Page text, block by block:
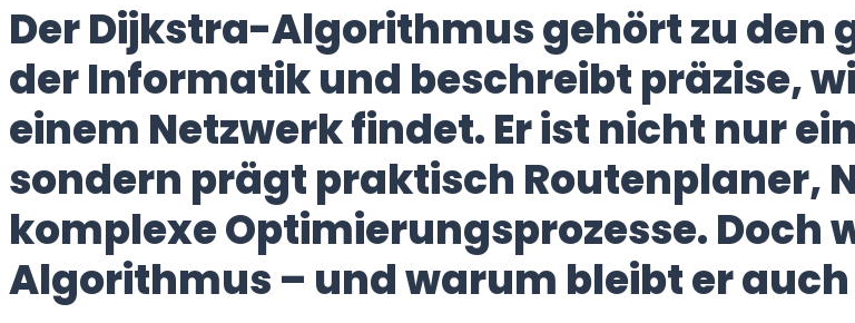
Der Dijkstra-Algorithmus gehört zu den
der Informatik und beschreibt präzise,
einem Netzwerk findet. Er ist nicht nur
sondern prägt praktisch Routenplaner,
komplexe Optimierungsprozesse. Doch
Algorithmus – und warum bleibt er